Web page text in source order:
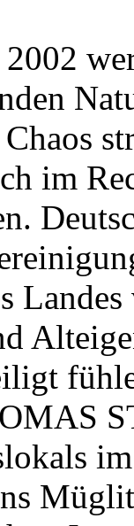
im
im